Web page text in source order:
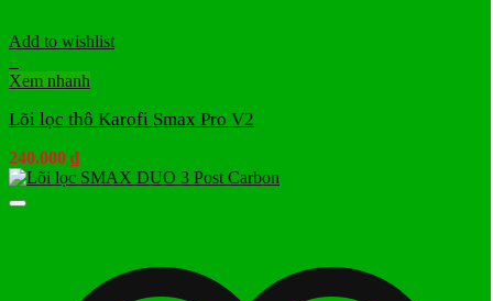
Add to wishlist
+
Xem nhanh
Lõi lọc thô Karofi Smax Pro V2
240.000 ₫